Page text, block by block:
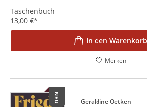
Taschenbuch
13,00 €*
In den Warenkorb
Merken
NEU Geraldine Oetken